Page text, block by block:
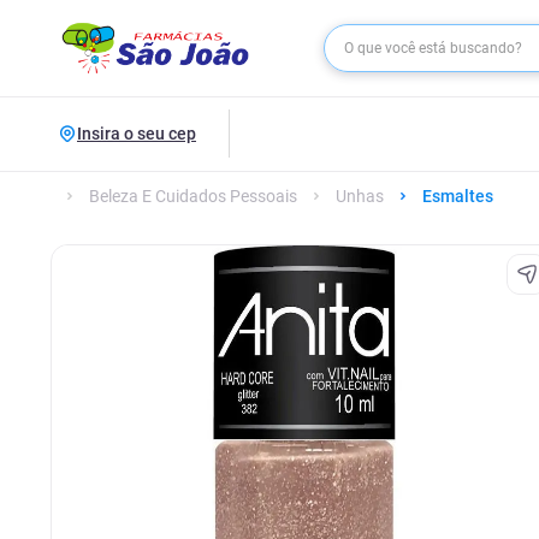
Insira o seu cep
Beleza E Cuidados Pessoais Unhas Esmaltes